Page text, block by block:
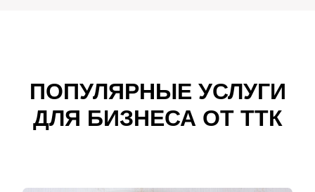
ПОПУЛЯРНЫЕ УСЛУГИ
ДЛЯ БИЗНЕСА ОТ ТТК